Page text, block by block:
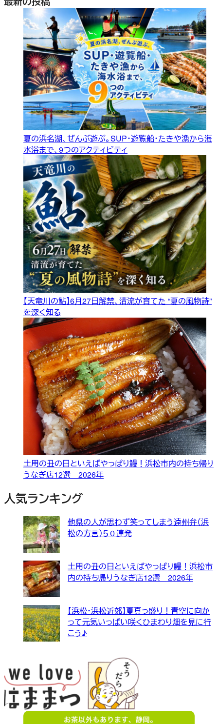
夏の浜名湖、ぜんぶ遊ぶ。SUP・遊覧船・たきや漁から海
水浴まで、9つのアクティビティ
【天竜川の鮎】6月27日解禁、清流が育てた “夏の風物詩”
を深く知る
土用の丑の日といえばやっぱり鰻！浜松市内の持ち帰り
うなぎ店12選 2026年
人気ランキング
他県の人が思わず笑ってしまう遠州弁（浜
松の方言）５０連発
土用の丑の日といえばやっぱり鰻！浜松市
内の持ち帰りうなぎ店12選 2026年
【浜松・浜松近郊】夏真っ盛り！青空に向か
って元気いっぱい咲くひまわり畑を見に行
こう♪